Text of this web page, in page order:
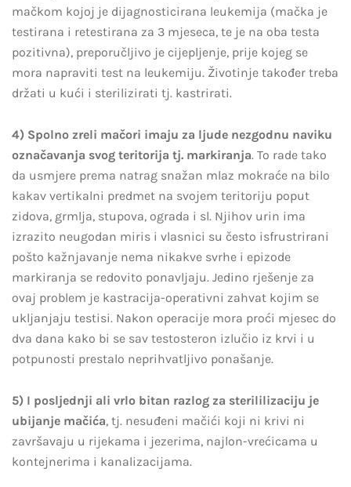
mačkom kojoj je dijagnosticirana leukemija (mačka je
testirana i retestirana za 3 mjeseca, te je na oba testa
pozitivna), preporučljivo je cijepljenje, prije kojeg se
mora napraviti test na leukemiju. Životinje također treba
držati u kući i sterilizirati tj. kastrirati.
4) Spolno zreli mačori imaju za ljude nezgodnu naviku
označavanja svog teritorija tj. markiranja. To rade tako
da usmjere prema natrag snažan mlaz mokraće na bilo
kakav vertikalni predmet na svojem teritoriju poput
zidova, grmlja, stupova, ograda i sl. Njihov urin ima
izrazito neugodan miris i vlasnici su često isfrustrirani
pošto kažnjavanje nema nikakve svrhe i epizode
markiranja se redovito ponavljaju. Jedino rješenje za
ovaj problem je kastracija-operativni zahvat kojim se
ukljanjaju testisi. Nakon operacije mora proći mjesec do
dva dana kako bi se sav testosteron izlučio iz krvi i u
potpunosti prestalo neprihvatljivo ponašanje.
5) I posljednji ali vrlo bitan razlog za sterililizaciju je
ubijanje mačića, tj. nesuđeni mačići koji ni krivi ni
završavaju u rijekama i jezerima, najlon-vrećicama u
kontejnerima i kanalizacijama.